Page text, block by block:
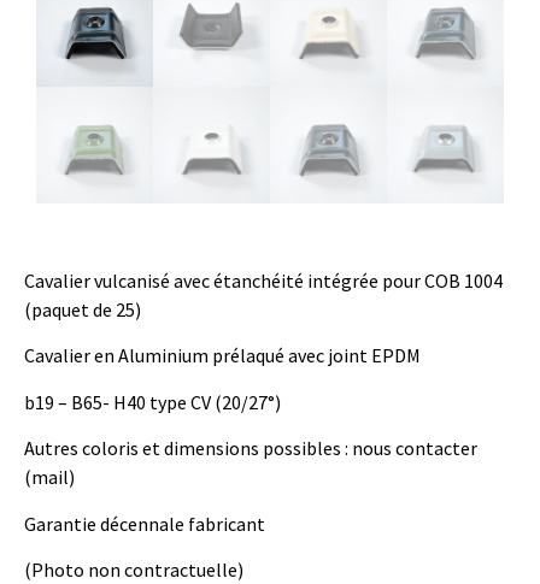
Cavalier vulcanisé avec étanchéité intégrée pour COB 1004
(paquet de 25)
Cavalier en Aluminium prélaqué avec joint EPDM
b19 – B65- H40 type CV (20/27°)
Autres coloris et dimensions possibles : nous contacter
(mail)
Garantie décennale fabricant
(Photo non contractuelle)